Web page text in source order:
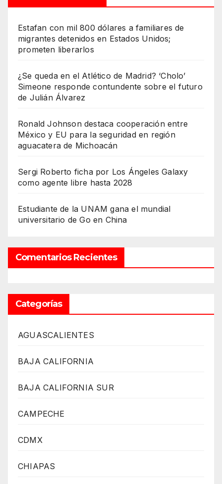
Estafan con mil 800 dólares a familiares de
migrantes detenidos en Estados Unidos;
prometen liberarlos
¿Se queda en el Atlético de Madrid? ‘Cholo’
Simeone responde contundente sobre el futuro
de Julián Álvarez
Ronald Johnson destaca cooperación entre
México y EU para la seguridad en región
aguacatera de Michoacán
Sergi Roberto ficha por Los Ángeles Galaxy
como agente libre hasta 2028
Estudiante de la UNAM gana el mundial
universitario de Go en China
Comentarios Recientes
Categorías
AGUASCALIENTES
BAJA CALIFORNIA
BAJA CALIFORNIA SUR
CAMPECHE
CDMX
CHIAPAS